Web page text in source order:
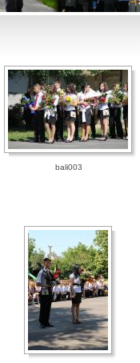
bali003